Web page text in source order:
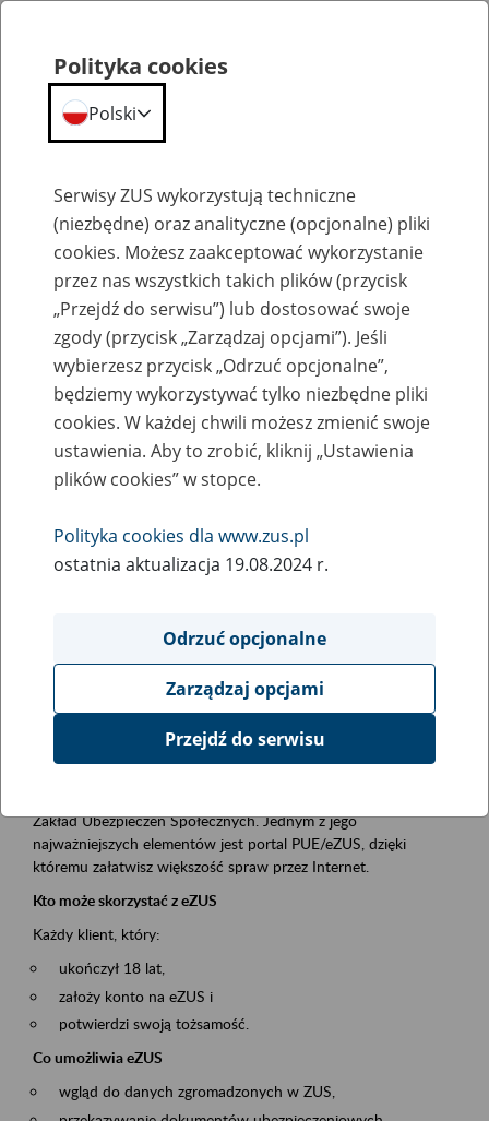
Szkolenia
Zaproś ZUS do siebie - zakładanie profili
eZUS w siedzibie Twojej firmy
Rodzaj wydarzenia
Szkolenia
Obszar merytoryczny
obsługa klientów
Opis wydarzenia
Platforma Usług Elektronicznych ZUS eZUS
Zakład Ubezpieczeń Społecznych. Jednym z jego
najważniejszych elementów jest portal PUE/eZUS, dzięki
któremu załatwisz większość spraw przez Internet.
Kto może skorzystać z eZUS
Każdy klient, który:
ukończył 18 lat,
założy konto na eZUS i
potwierdzi swoją tożsamość.
Co umożliwia eZUS
wgląd do danych zgromadzonych w ZUS,
Polityka cookies
Polski
Serwisy ZUS wykorzystują techniczne
(niezbędne) oraz analityczne (opcjonalne) pliki
cookies. Możesz zaakceptować wykorzystanie
przez nas wszystkich takich plików (przycisk
„Przejdź do serwisu”) lub dostosować swoje
zgody (przycisk „Zarządzaj opcjami”). Jeśli
wybierzesz przycisk „Odrzuć opcjonalne”,
będziemy wykorzystywać tylko niezbędne pliki
cookies. W każdej chwili możesz zmienić swoje
ustawienia. Aby to zrobić, kliknij „Ustawienia
plików cookies” w stopce.
Polityka cookies dla www.zus.pl
ostatnia aktualizacja 19.08.2024 r.
Odrzuć opcjonalne
Zarządzaj opcjami
Przejdź do serwisu